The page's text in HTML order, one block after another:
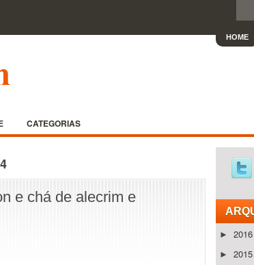
HOME
CATEGORIAS
e chá de alecrim e
► 2016
► 2015